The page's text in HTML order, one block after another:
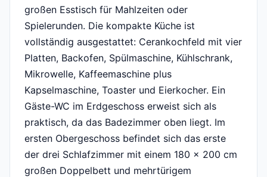
großen Esstisch für Mahlzeiten oder
Spielerunden. Die kompakte Küche ist
vollständig ausgestattet: Cerankochfeld mit vier
Platten, Backofen, Spülmaschine, Kühlschrank,
Mikrowelle, Kaffeemaschine plus
Kapselmaschine, Toaster und Eierkocher. Ein
Gäste-WC im Erdgeschoss erweist sich als
praktisch, da das Badezimmer oben liegt. Im
ersten Obergeschoss befindet sich das erste
der drei Schlafzimmer mit einem 180 x 200 cm
großen Doppelbett und mehrtürigem